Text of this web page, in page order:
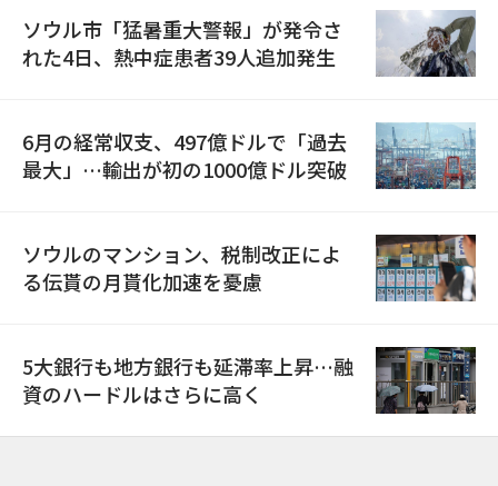
ソウル市「猛暑重大警報」が発令さ
れた4日、熱中症患者39人追加発生
6月の経常収支、497億ドルで「過去
最大」…輸出が初の1000億ドル突破
ソウルのマンション、税制改正によ
る伝貰の月貰化加速を憂慮
5大銀行も地方銀行も延滞率上昇…融
資のハードルはさらに高く